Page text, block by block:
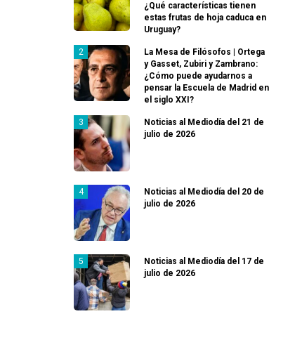
¿Qué características tienen
estas frutas de hoja caduca en
Uruguay?
La Mesa de Filósofos | Ortega
y Gasset, Zubiri y Zambrano:
¿Cómo puede ayudarnos a
pensar la Escuela de Madrid en
el siglo XXI?
Noticias al Mediodía del 21 de
julio de 2026
Noticias al Mediodía del 20 de
julio de 2026
Noticias al Mediodía del 17 de
julio de 2026